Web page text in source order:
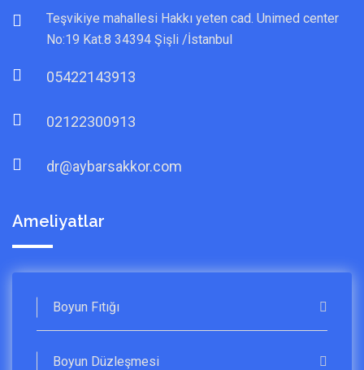
Teşvikiye mahallesi Hakkı yeten cad. Unimed center
No:19 Kat.8 34394 Şişli /İstanbul
05422143913
02122300913
dr@aybarsakkor.com
Ameliyatlar
Boyun Fıtığı
Boyun Düzleşmesi